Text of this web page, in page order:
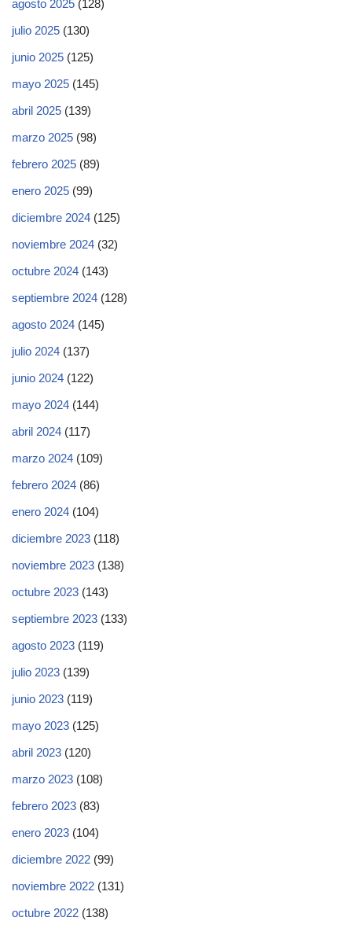
agosto 2025 (128)
julio 2025 (130)
junio 2025 (125)
mayo 2025 (145)
abril 2025 (139)
marzo 2025 (98)
febrero 2025 (89)
enero 2025 (99)
diciembre 2024 (125)
noviembre 2024 (32)
octubre 2024 (143)
septiembre 2024 (128)
agosto 2024 (145)
julio 2024 (137)
junio 2024 (122)
mayo 2024 (144)
abril 2024 (117)
marzo 2024 (109)
febrero 2024 (86)
enero 2024 (104)
diciembre 2023 (118)
noviembre 2023 (138)
octubre 2023 (143)
septiembre 2023 (133)
agosto 2023 (119)
julio 2023 (139)
junio 2023 (119)
mayo 2023 (125)
abril 2023 (120)
marzo 2023 (108)
febrero 2023 (83)
enero 2023 (104)
diciembre 2022 (99)
noviembre 2022 (131)
octubre 2022 (138)